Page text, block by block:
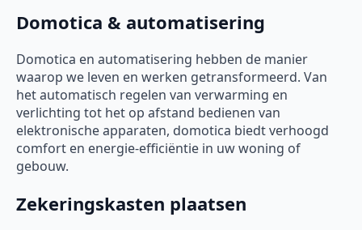
Domotica & automatisering
Domotica en automatisering hebben de manier
waarop we leven en werken getransformeerd. Van
het automatisch regelen van verwarming en
verlichting tot het op afstand bedienen van
elektronische apparaten, domotica biedt verhoogd
comfort en energie-efficiëntie in uw woning of
gebouw.
Zekeringskasten plaatsen